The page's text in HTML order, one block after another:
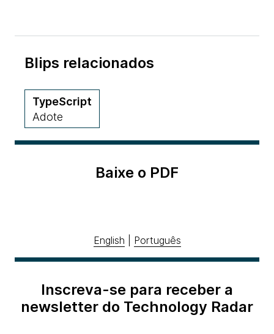
Blips relacionados
TypeScript
Adote
Baixe o PDF
English Português
Inscreva-se para receber a
newsletter do Technology Radar